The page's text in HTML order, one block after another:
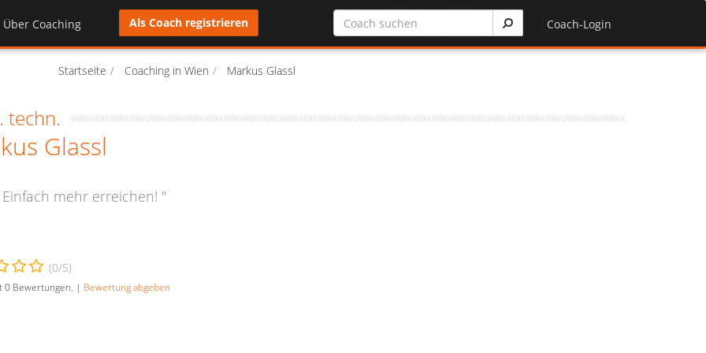
Über Coaching Coach-Login
Als Coach registrieren
Startseite Coaching in Wien Markus Glassl
techn.
Glassl
Einfach mehr erreichen! "
(0/5)
0Bewertungen. | Bewertung abgeben